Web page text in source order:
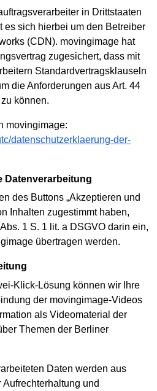
in Drittstaaten
es sich hierbei um den Betreiber
(CDN). movingimage hat
zugesichert, dass mit
Standardvertragsklauseln
die Anforderungen aus Art. 44
können.
movingimage:
datenschutzerklaerung-der-
Datenverarbeitung
des Buttons „Akzeptieren und
Inhalten zugestimmt haben,
1 S. 1 lit. a DSGVO darin ein,
übertragen werden.
Klick-Lösung können wir Ihre
der movingimage-Videos
als Videomaterial der
Themen der Berliner
Daten werden aus
und